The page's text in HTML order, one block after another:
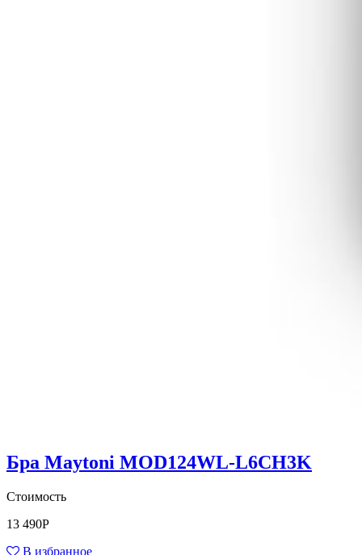
Бра Maytoni MOD124WL-L6CH3K
Стоимость
13 490Р
В избранное